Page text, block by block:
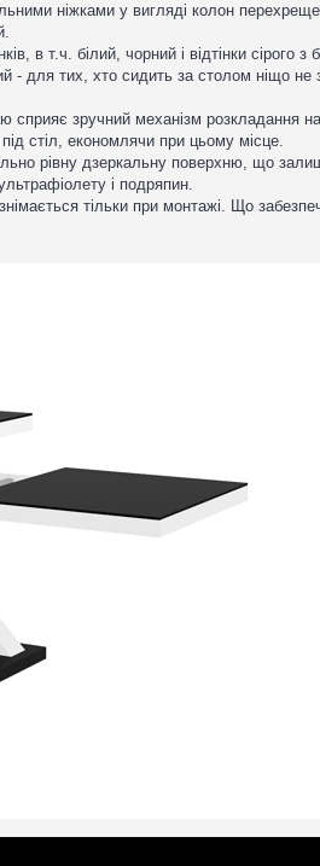
ніжками у вигляді колон
в т.ч. білий, чорний і відтінки сірого
для тих, хто сидить за столом ніщо не
зручний механізм розкладання
стіл, економлячи при цьому місце.
рівну дзеркальну поверхню, що
і подряпин.
тільки при монтажі. Що